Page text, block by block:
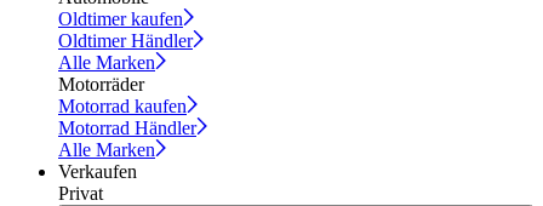
Oldtimer kaufen
Oldtimer Händler
Alle Marken
Motorräder
Motorrad kaufen
Motorrad Händler
Alle Marken
Verkaufen
Privat